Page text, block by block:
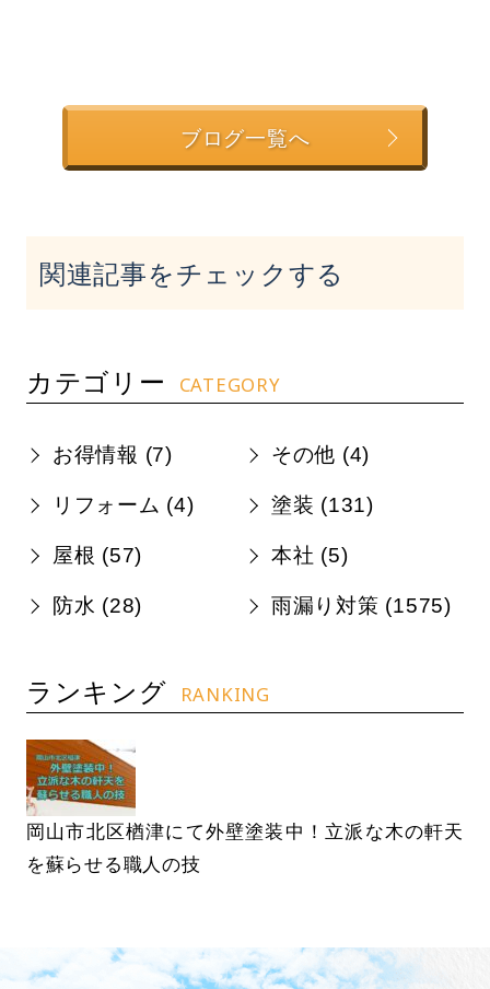
ブログ一覧へ
関連記事をチェックする
カテゴリー CATEGORY
お得情報 (7) その他 (4)
リフォーム (4) 塗装 (131)
屋根 (57) 本社 (5)
防水 (28) 雨漏り対策 (1575)
ランキング RANKING
岡山市北区楢津にて外壁塗装中！立派な木の軒天
を蘇らせる職人の技